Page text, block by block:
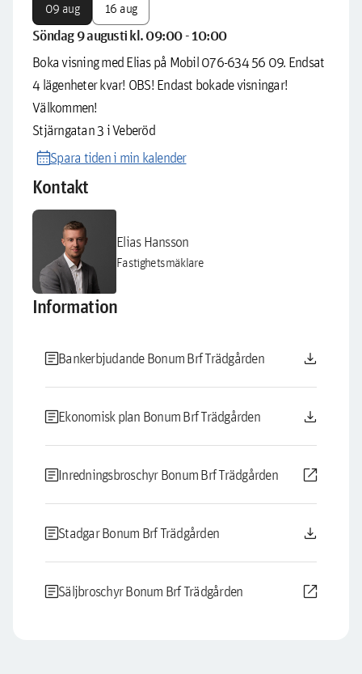
09 aug 16 aug
Söndag 9 augusti kl. 09:00 - 10:00
Boka visning med Elias på Mobil 076-634 56 09. Endsat
4 lägenheter kvar! OBS! Endast bokade visningar!
Välkommen!
Stjärngatan 3 i Veberöd
calendar_monthSpara tiden i min kalender
Kontakt
Elias Hansson
Fastighetsmäklare
Information
articleBankerbjudande Bonum Brf Trädgården download
articleEkonomisk plan Bonum Brf Trädgården download
articleInredningsbroschyr Bonum Brf Trädgården open_in_new
articleStadgar Bonum Brf Trädgården download
articleSäljbroschyr Bonum Brf Trädgården open_in_new